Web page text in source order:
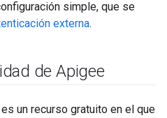
simple, que se
externa.
de Apigee
es un recurso gratuito en el que